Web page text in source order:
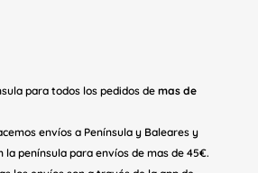
para todos los pedidos de mas de
envíos a Península y Baleares y
península para envíos de mas de 45€.